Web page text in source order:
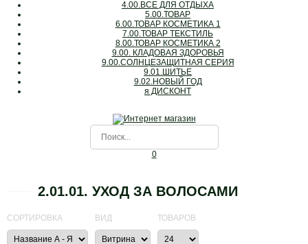
4.00.ВСЕ ДЛЯ ОТДЫХА
5.00.ТОВАР
6.00.ТОВАР КОСМЕТИКА 1
7.00.ТОВАР ТЕКСТИЛЬ
8.00.ТОВАР КОСМЕТИКА 2
9.00. КЛАДОВАЯ ЗДОРОВЬЯ
9.00.СОЛНЦЕЗАЩИТНАЯ СЕРИЯ
9.01.ШИТЬЕ
9.02.НОВЫЙ ГОД
я ДИСКОНТ
0
2.01.01. УХОД ЗА ВОЛОСАМИ
СОРТИРОВКА ВИД ТОВАРОВ